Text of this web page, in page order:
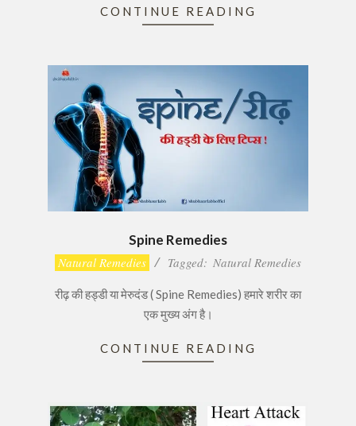
CONTINUE READING
Spine Remedies
2016-
29
Natural Remedies Tagged: Natural Remedies
रीढ़ की हड्डी या मेरुदंड ( Spine Remedies) हमारे शरीर का
एक मुख्य अंग है।
CONTINUE READING